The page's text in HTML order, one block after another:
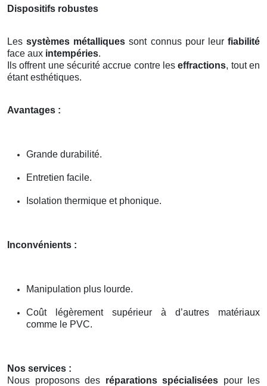
Dispositifs robustes
Lessystèmes métalliques sont connus pour leurfiabilité
face aux intempéries.
Ils offrent une sécurité accrue contre leseffractions, tout en
étant esthétiques.
Avantages :
Grande durabilité.
Entretien facile.
Isolation thermique et phonique.
Inconvénients :
Manipulation plus lourde.
Coût légèrement supérieur à d’autres matériaux
comme le PVC.
Nos services :
Nous proposons des réparations spécialisées pour les